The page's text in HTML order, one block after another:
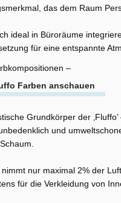
das dem Raum
ideal in Büroräume
für eine entspannte
–
Farben anschauen
Grundkörper der
und
nur maximal 2% der
für die Verkleidung von